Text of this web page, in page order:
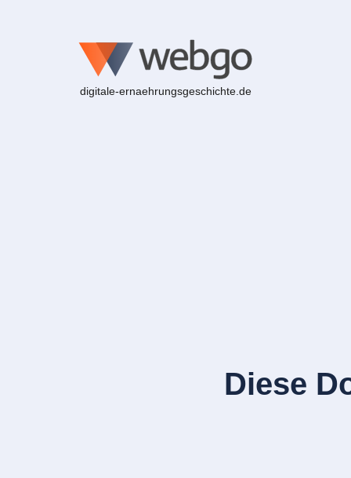
digitale-ernaehrungsgeschichte.de
Diese